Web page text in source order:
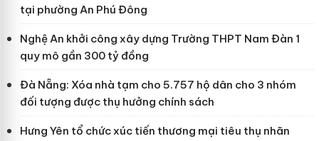
tại phường An Phú Đông
Nghệ An khởi công xây dựng Trường THPT Nam Đàn 1
quy mô gần 300 tỷ đồng
Đà Nẵng: Xóa nhà tạm cho 5.757 hộ dân cho 3 nhóm
đối tượng được thụ hưởng chính sách
Hưng Yên tổ chức xúc tiến thương mại tiêu thụ nhãn